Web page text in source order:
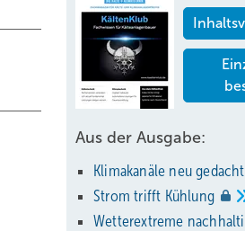
Aus der Ausgabe:
Klimakanäle neugedacht
Strom trifft Kühlung
Wetterextreme